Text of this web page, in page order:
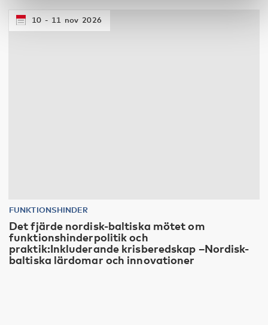
10 11 nov 2026
FUNKTIONSHINDER
Det fjärde nordisk-baltiska mötet om
funktionshinderpolitik och
praktik:Inkluderande krisberedskap –Nordisk-
baltiska lärdomar och innovationer